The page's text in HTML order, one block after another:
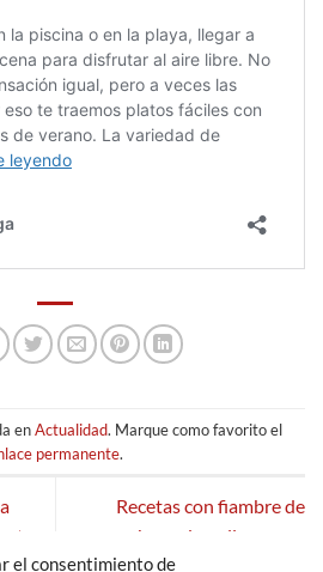
el consentimiento de
enActualidad. Marque como favorito el
permanente.
Recetas con fiambre de
pechuga de pollo casero
¡Perfectas para el verano!